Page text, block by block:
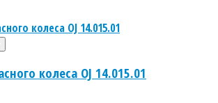
колеса OJ 14.015.01